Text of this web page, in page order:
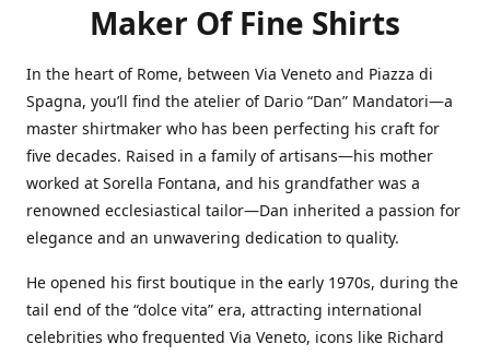
Maker Of Fine Shirts
In the heart of Rome, between Via Veneto and Piazza di
Spagna, you’ll find the atelier of Dario “Dan” Mandatori—a
master shirtmaker who has been perfecting his craft for
five decades. Raised in a family of artisans—his mother
worked at Sorella Fontana, and his grandfather was a
renowned ecclesiastical tailor—Dan inherited a passion for
elegance and an unwavering dedication to quality.
He opened his first boutique in the early 1970s, during the
tail end of the “dolce vita” era, attracting international
celebrities who frequented Via Veneto, icons like Richard